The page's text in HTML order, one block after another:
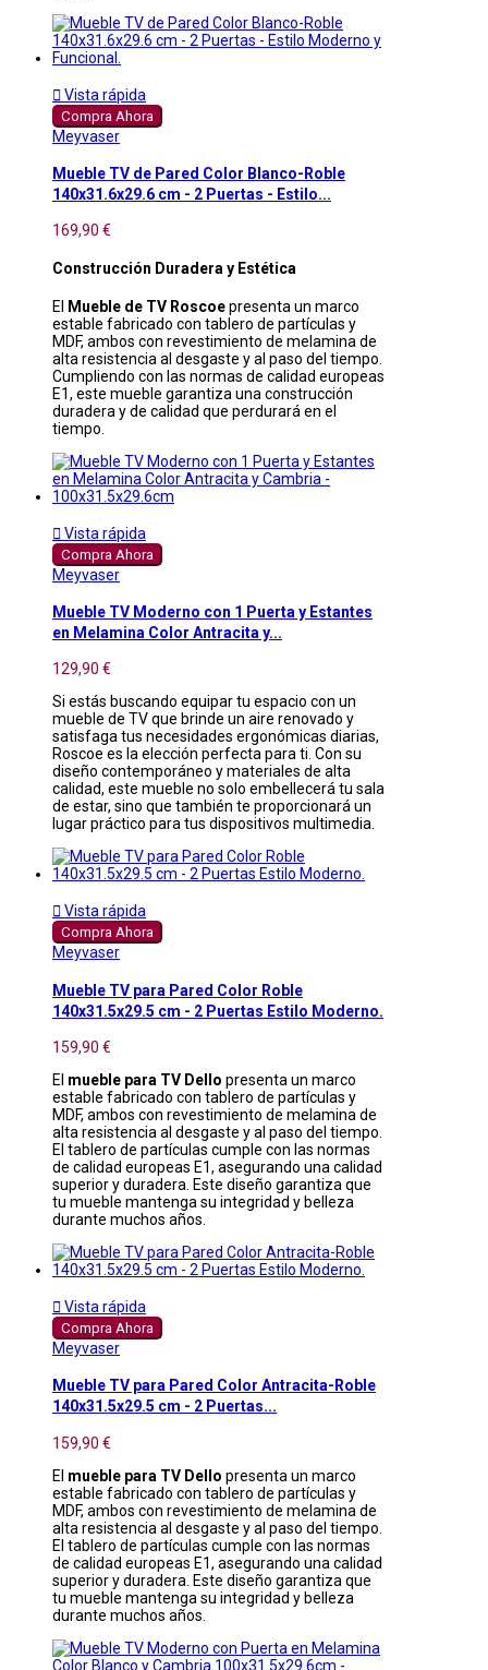
 Vista rápida
Compra Ahora
Meyvaser
Mueble TV de Pared Color Blanco-Roble
140x31.6x29.6 cm - 2 Puertas - Estilo...
169,90 €
Construcción Duradera y Estética
El Mueble de TV Roscoepresenta un marco
estable fabricado con tablero de partículas y
MDF, ambos con revestimiento de melamina de
alta resistencia al desgaste y al paso del tiempo.
Cumpliendo con las normas de calidad europeas
E1, este mueble garantiza una construcción
duradera y de calidad que perdurará en el
tiempo.
 Vista rápida
Compra Ahora
Meyvaser
Mueble TV Moderno con 1 Puerta y Estantes
en Melamina Color Antracita y...
129,90 €
Si estás buscando equipar tu espacio con un
mueble de TV que brinde un aire renovado y
satisfaga tus necesidades ergonómicas diarias,
Roscoe es la elección perfecta para ti. Con su
diseño contemporáneo y materiales de alta
calidad, este mueble no solo embellecerá tu sala
de estar, sino que también te proporcionará un
lugar práctico para tus dispositivos multimedia.
 Vista rápida
Compra Ahora
Meyvaser
Mueble TV para Pared Color Roble
140x31.5x29.5 cm - 2 Puertas Estilo Moderno.
159,90 €
El mueble para TV Dello presenta un marco
estable fabricado con tablero de partículas y
MDF, ambos con revestimiento de melamina de
alta resistencia al desgaste y al paso del tiempo.
El tablero de partículas cumple con las normas
de calidad europeas E1, asegurando una calidad
superior y duradera. Este diseño garantiza que
tu mueble mantenga su integridad y belleza
durante muchos años.
 Vista rápida
Compra Ahora
Meyvaser
Mueble TV para Pared Color Antracita-Roble
140x31.5x29.5 cm - 2 Puertas...
159,90 €
El mueble para TV Dello presenta un marco
estable fabricado con tablero de partículas y
MDF, ambos con revestimiento de melamina de
alta resistencia al desgaste y al paso del tiempo.
El tablero de partículas cumple con las normas
de calidad europeas E1, asegurando una calidad
superior y duradera. Este diseño garantiza que
tu mueble mantenga su integridad y belleza
durante muchos años.